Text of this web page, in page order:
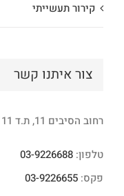
קירור תעשייתי
צור איתנו קשר
רחוב הסיבים 11, ת.ד 7111 פתח תקווה 4959372
טלפון: 03-9226688
פקס: 03-9226655